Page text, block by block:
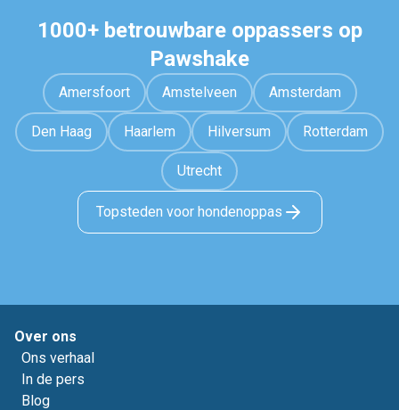
1000+ betrouwbare oppassers op
Pawshake
Amersfoort Amstelveen Amsterdam
Den Haag Haarlem Hilversum Rotterdam
Utrecht
Topsteden voor hondenoppas
Over ons
Ons verhaal
In de pers
Blog